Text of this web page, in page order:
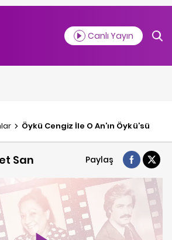
Canlı Yayın
Öykü Cengiz İle O An’ın Öykü’sü
San Paylaş